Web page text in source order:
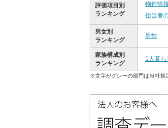
評価項目別
ランキング
物件情
担当者
男女別
ランキング
男性
家族構成別
ランキング
1人暮ら
※文字がグレーの部門は当社規